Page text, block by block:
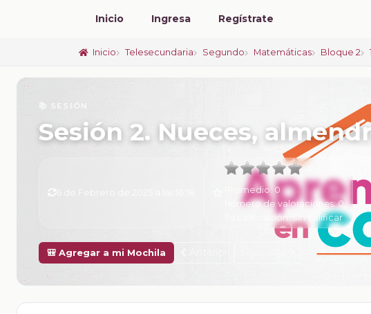
Inicio Ingresa Regístrate
Inicio Telesecundaria Segundo Matemáticas Bloque 2
📚 SESIÓN
Sesión 2. Nueces,
Promedio: 0
Número de valoraciones:0
Tu calificación:Sin calificar
🎒 Agregar a mi Mochila